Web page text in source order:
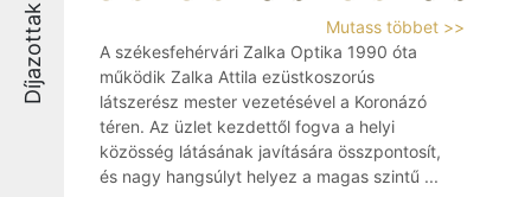
Díjazottak
Mutass többet >>
A székesfehérvári Zalka Optika 1990 óta
működik Zalka Attila ezüstkoszorús
látszerész mester vezetésével a Koronázó
téren. Az üzlet kezdettől fogva a helyi
közösség látásának javítására összpontosít,
és nagy hangsúlyt helyez a magas szintű ...